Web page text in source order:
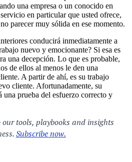
una empresa o un conocido en
en particular que usted ofrece,
parecer muy sólida en ese momento.
conducirá inmediatamente a
nuevo y emocionante? Si esa es
una decepción. Lo que es probable,
de ellos al menos le den una
A partir de ahí, es su trabajo
cliente. Afortunadamente, su
una prueba del esfuerzo correcto y